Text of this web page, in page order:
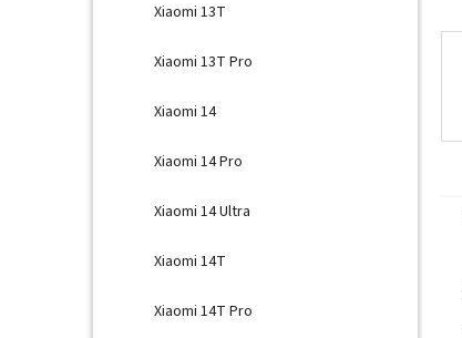
Xiaomi 13T
Xiaomi 13T Pro
Xiaomi 14
Xiaomi 14 Pro
Xiaomi 14 Ultra
Xiaomi 14T
Xiaomi 14T Pro